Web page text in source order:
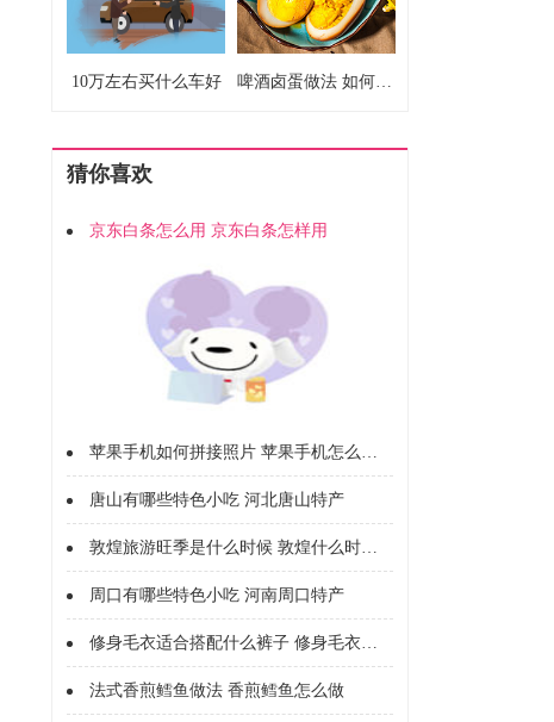
10万左右买什么车好 啤酒卤蛋做法 如何做啤酒卤蛋
猜你喜欢
京东白条怎么用 京东白条怎样用
苹果手机如何拼接照片 苹果手机怎么拼接照片
唐山有哪些特色小吃 河北唐山特产
敦煌旅游旺季是什么时候 敦煌什么时候去旅行好
周口有哪些特色小吃 河南周口特产
​修身毛衣适合搭配什么裤子 ​修身毛衣适合的裤子有哪些
法式香煎鳕鱼做法 香煎鳕鱼怎么做